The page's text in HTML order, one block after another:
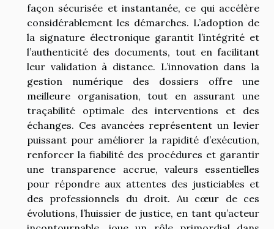
façon sécurisée et instantanée, ce qui accélère
considérablement les démarches. L’adoption de
la signature électronique garantit l’intégrité et
l’authenticité des documents, tout en facilitant
leur validation à distance. L’innovation dans la
gestion numérique des dossiers offre une
meilleure organisation, tout en assurant une
traçabilité optimale des interventions et des
échanges. Ces avancées représentent un levier
puissant pour améliorer la rapidité d’exécution,
renforcer la fiabilité des procédures et garantir
une transparence accrue, valeurs essentielles
pour répondre aux attentes des justiciables et
des professionnels du droit. Au cœur de ces
évolutions, l’huissier de justice, en tant qu’acteur